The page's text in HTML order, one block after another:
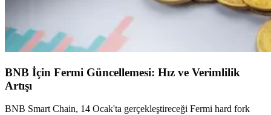
BNB İçin Fermi Güncellemesi: Hız ve Verimlilik
Artışı
BNB Smart Chain, 14 Ocak'ta gerçekleştireceği Fermi hard fork